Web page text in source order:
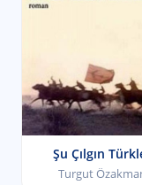
Şu Çılgın
Turgut